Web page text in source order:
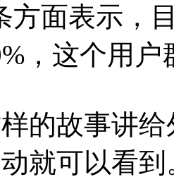
方面表示，
，这个用
故事讲给
就可以看